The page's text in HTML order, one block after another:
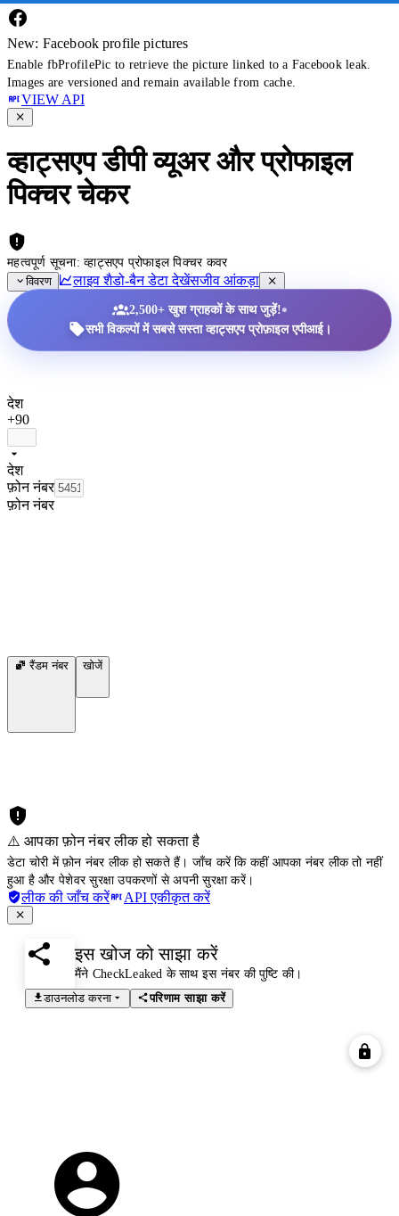
New: Facebook profile pictures
Enable fbProfilePic to retrieve the picture linked to a Facebook leak.
Images are versioned and remain available from cache.
VIEW API
व्हाट्सएप डीपी व्यूअर और प्रोफाइल
पिक्चर चेकर
महत्वपूर्ण सूचना: व्हाट्सएप प्रोफाइल पिक्चर कवर
विवरण
लाइव शैडो-बैन डेटा देखेंसजीव आंकड़ा
2,500+ खुश ग्राहकों के साथ जुड़ें!•
सभी विकल्पों में सबसे सस्ता व्हाट्सएप प्रोफ़ाइल एपीआई।
देश
+90
देश
फ़ोन नंबर
फ़ोन नंबर
रैंडम नंबर खोजें
⚠️ आपका फ़ोन नंबर लीक हो सकता है
डेटा चोरी में फ़ोन नंबर लीक हो सकते हैं। जाँच करें कि कहीं आपका नंबर लीक तो नहीं
हुआ है और पेशेवर सुरक्षा उपकरणों से अपनी सुरक्षा करें।
लीक की जाँच करें API एकीकृत करें
इस खोज को साझा करें
मैंने CheckLeaked के साथ इस नंबर की पुष्टि की।
डाउनलोड करना
परिणाम साझा करें